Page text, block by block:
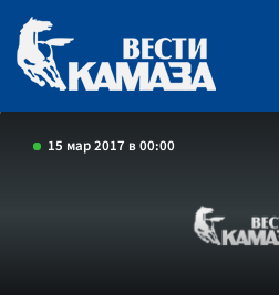
15 мар 2017 в 00:00